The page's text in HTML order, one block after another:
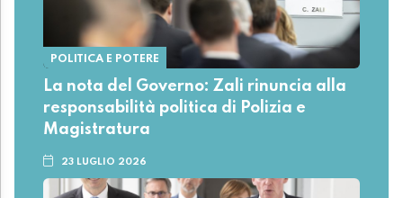
POLITICA E POTERE
La nota del Governo: Zali rinuncia alla
responsabilità politica di Polizia e
Magistratura
23 LUGLIO 2026